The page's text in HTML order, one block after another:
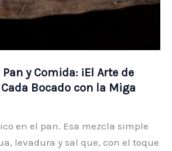
y Comida: ¡El Arte de
Bocado con la Miga
en el pan. Esa mezcla simple
levadura y sal que, con el toque